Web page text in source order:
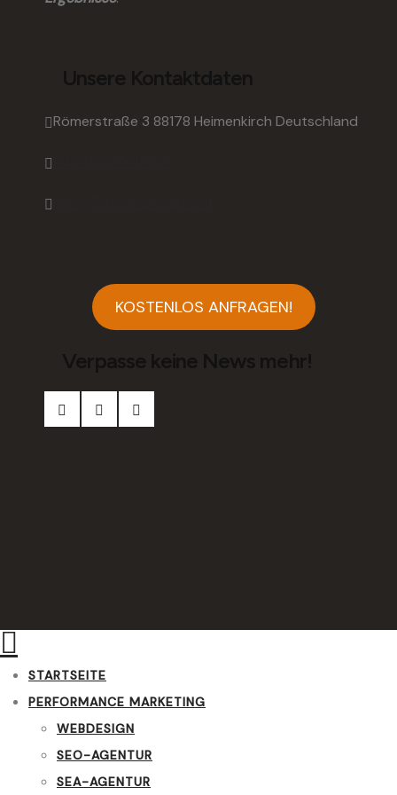
Römerstraße 3 88178 Heimenkirch Deutschland
KOSTENLOS ANFRAGEN!
STARTSEITE
PERFORMANCE MARKETING
WEBDESIGN
SEO-AGENTUR
SEA-AGENTUR